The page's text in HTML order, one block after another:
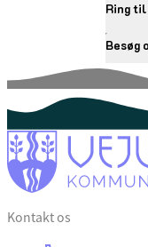
Ring
Besøg
Kontakt os